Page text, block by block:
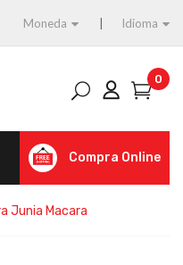
Moneda Idioma
0
Compra Online
Junia Macara